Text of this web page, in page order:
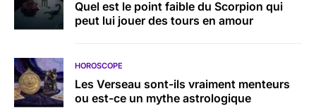
Quel est le point faible du Scorpion qui
peut lui jouer des tours en amour
HOROSCOPE
Les Verseau sont-ils vraiment menteurs
ou est-ce un mythe astrologique